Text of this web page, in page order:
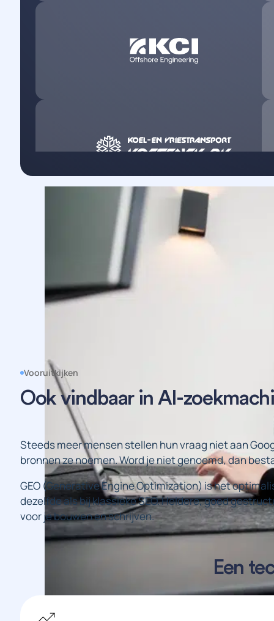
Vooruitkijken
Ook vindbaar in AI-
Steeds meer mensen stellen hun vraag niet aan
bronnen ze noemen. Word je niet genoemd, dan
GEO (Generative Engine Optimization) is het
dezelfde als bij klassieke SEO. Heldere, goed
voor je bouwen en schrijven.
Een